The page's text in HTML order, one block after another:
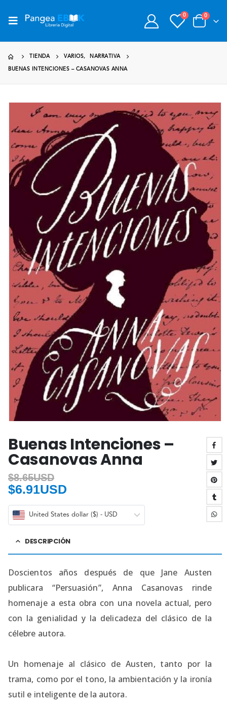
0 0
TIENDA VARIOS, NARRATIVA
BUENAS INTENCIONES – CASANOVAS ANNA
Buenas Intenciones –
Casanovas Anna
$8.65USD
$6.91USD
United States dollar ($) - USD
DESCRIPCIÓN
Doscientos años después de que Jane Austen
publicara “Persuasión”, Anna Casanovas rinde
homenaje a esta obra con una novela actual, pero
con la genialidad y la delicadeza del clásico de la
célebre autora.
Un homenaje al clásico de Austen, tanto por la
trama, como por el tono, la ambientación y la ironía
sutil e inteligente de la autora.